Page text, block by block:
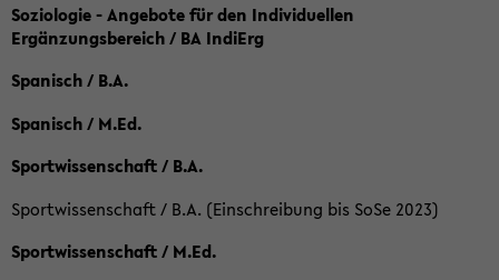
Soziologie - Angebote für den Individuellen
Ergänzungsbereich / BA IndiErg
Spanisch / B.A.
Spanisch / M.Ed.
Sportwissenschaft / B.A.
Sportwissenschaft / B.A. (Einschreibung bis SoSe 2023)
Sportwissenschaft / M.Ed.